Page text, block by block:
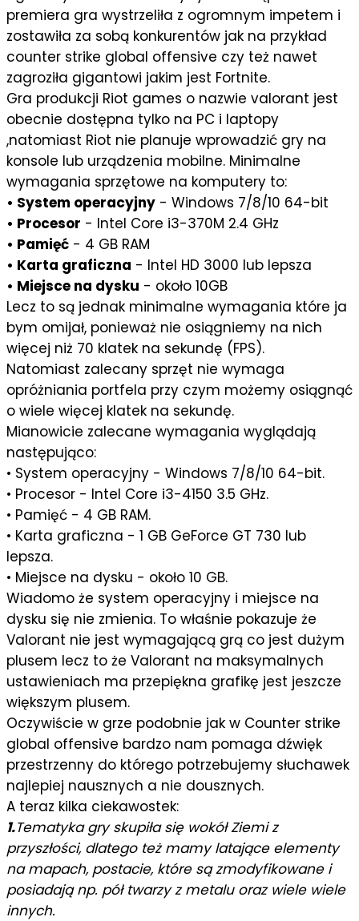
premiera gra wystrzeliła z ogromnym impetem i
zostawiła za sobą konkurentów jak na przykład
counter strike global offensive czy też nawet
zagroziła gigantowi jakim jest Fortnite.
Gra produkcji Riot games o nazwie valorant jest
obecnie dostępna tylko na PC i laptopy
,natomiast Riot nie planuje wprowadzić gry na
konsole lub urządzenia mobilne. Minimalne
wymagania sprzętowe na komputery to:
• System operacyjny - Windows 7/8/10 64-bit
• Procesor - Intel Core i3-370M 2.4 GHz
• Pamięć - 4 GB RAM
• Karta graficzna - Intel HD 3000 lub lepsza
• Miejsce na dysku - około 10GB
Lecz to są jednak minimalne wymagania które ja
bym omijał, ponieważ nie osiągniemy na nich
więcej niż 70 klatek na sekundę (FPS).
Natomiast zalecany sprzęt nie wymaga
opróżniania portfela przy czym możemy osiągnąć
o wiele więcej klatek na sekundę.
Mianowicie zalecane wymagania wyglądają
następująco:
• System operacyjny - Windows 7/8/10 64-bit.
• Procesor - Intel Core i3-4150 3.5 GHz.
• Pamięć - 4 GB RAM.
• Karta graficzna - 1 GB GeForce GT 730 lub
lepsza.
• Miejsce na dysku - około 10 GB.
Wiadomo że system operacyjny i miejsce na
dysku się nie zmienia. To właśnie pokazuje że
Valorant nie jest wymagającą grą co jest dużym
plusem lecz to że Valorant na maksymalnych
ustawieniach ma przepiękna grafikę jest jeszcze
większym plusem.
Oczywiście w grze podobnie jak w Counter strike
global offensive bardzo nam pomaga dźwięk
przestrzenny do którego potrzebujemy słuchawek
najlepiej nausznych a nie dousznych.
A teraz kilka ciekawostek:
1.Tematyka gry skupiła się wokół Ziemi z
przyszłości, dlatego też mamy latające elementy
na mapach, postacie, które są zmodyfikowane i
posiadają np. pół twarzy z metalu oraz wiele wiele
innych.